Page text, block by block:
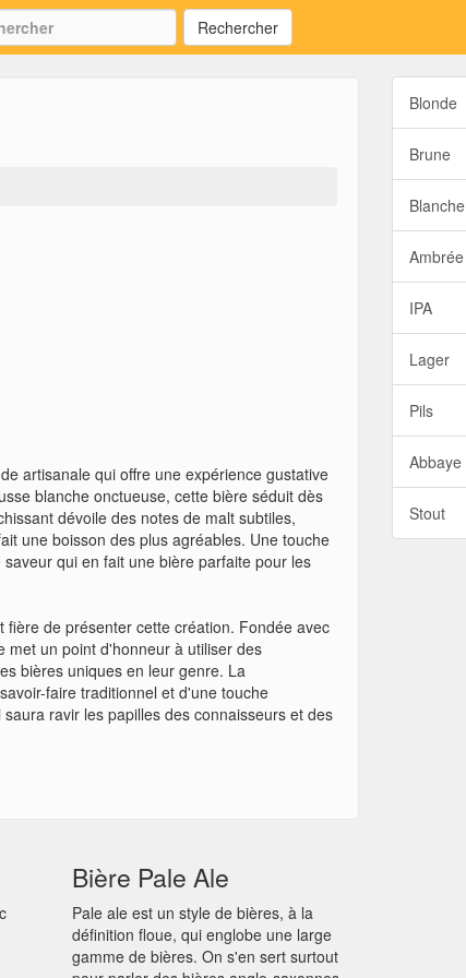
Rechercher
artisanale qui offre une expérience gustative
blanche onctueuse, cette bière séduit dès
dévoile des notes de malt subtiles,
une boisson des plus agréables. Une touche
qui en fait une bière parfaite pour les
de présenter cette création. Fondée avec
met un point d'honneur à utiliser des
bières uniques en leur genre. La
faire traditionnel et d'une touche
ravir les papilles des connaisseurs et des
Bière Pale Ale
Pale ale est un style de bières, à la
définition floue, qui englobe une large
gamme de bières. On s'en sert surtout
Blonde
Brune
Blanche
Ambrée
IPA
Lager
Pils
Abbaye
Stout